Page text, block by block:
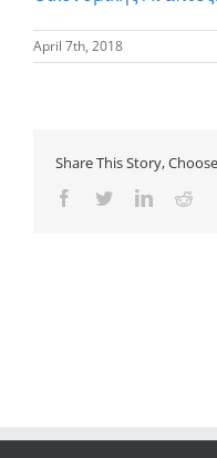
April 7th, 2018
Share This Story,
Facebook
TwitterLinkedin